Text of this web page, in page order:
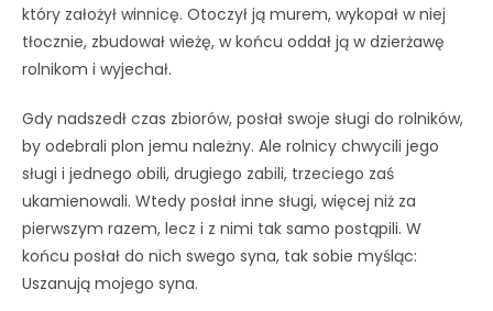
który założył winnicę. Otoczył ją murem, wykopał w niej
tłocznie, zbudował wieżę, w końcu oddał ją w dzierżawę
rolnikom i wyjechał.
Gdy nadszedł czas zbiorów, posłał swoje sługi do rolników,
by odebrali plon jemu należny. Ale rolnicy chwycili jego
sługi i jednego obili, drugiego zabili, trzeciego zaś
ukamienowali. Wtedy posłał inne sługi, więcej niż za
pierwszym razem, lecz i z nimi tak samo postąpili. W
końcu posłał do nich swego syna, tak sobie myśląc:
Uszanują mojego syna.